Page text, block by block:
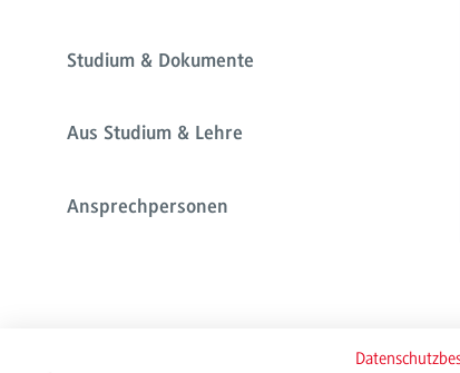
Studium & Dokumente
Aus Studium & Lehre
Ansprechpersonen